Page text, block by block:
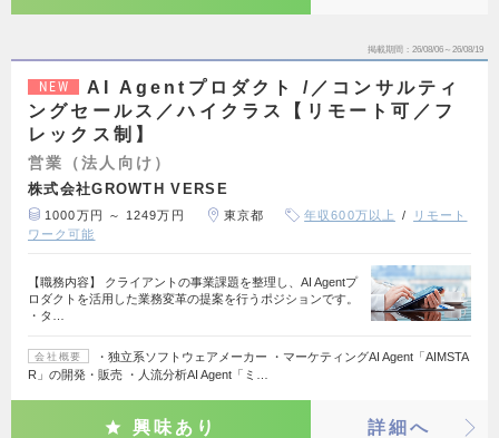
掲載期間 26/08/06～26/08/19
NEW
AI Agentプロダクト /／コンサルティ
ングセールス／ハイクラス【リモート可／フ
レックス制】
営業（法人向け）
株式会社GROWTH VERSE
1000万円 ～ 1249万円 東京都 年収600万以上
リモート
ワーク可能
【職務内容】 クライアントの事業課題を整理し、AI Agentプ
ロダクトを活用した業務変革の提案を行うポジションです。
・タ…
会社概要
・独立系ソフトウェアメーカー ・マーケティングAI Agent「AIMSTA
R」の開発・販売 ・人流分析AI Agent「ミ…
興味あり 詳細へ